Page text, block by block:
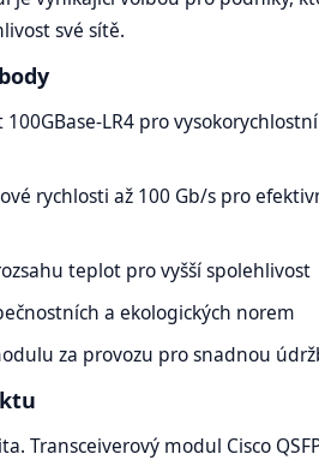
své sítě.
LR4 pro
rychlosti až 100 Gb/s pro
teplot pro vyšší spolehlivost
a ekologických norem
za provozu pro snadnou
Transceiverový modul Cisco